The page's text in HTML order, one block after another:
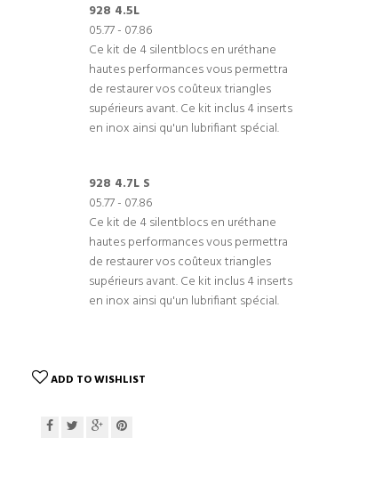
928 4.5L
05.77 - 07.86
Ce kit de 4 silentblocs en uréthane
hautes performances vous permettra
de restaurer vos coûteux triangles
supérieurs avant. Ce kit inclus 4 inserts
en inox ainsi qu'un lubrifiant spécial.
928 4.7L S
05.77 - 07.86
Ce kit de 4 silentblocs en uréthane
hautes performances vous permettra
de restaurer vos coûteux triangles
supérieurs avant. Ce kit inclus 4 inserts
en inox ainsi qu'un lubrifiant spécial.
ADD TO WISHLIST